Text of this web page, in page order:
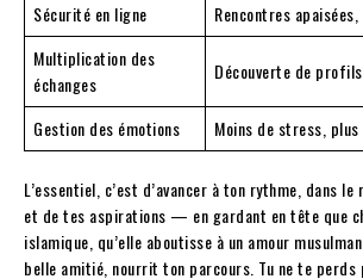
Sécurité en ligne Rencontres
Multiplication des
échanges
Découverte de
Gestion des émotions Moins de stress,
L’essentiel, c’est d’avancer à ton rythme, dans
et de tes aspirations — en gardant en tête que
islamique, qu’elle aboutisse à un amour
belle amitié, nourrit ton parcours. Tu ne te perds